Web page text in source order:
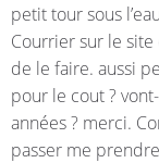
petit tour sous
Courrier sur le site
de le faire. aussi
pour le cout ?
années ? merci.
passer me